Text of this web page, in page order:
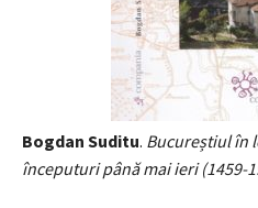
Bogdan Suditu. Bucureștiul în
începuturi până mai ieri (1459-